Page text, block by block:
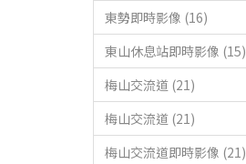
東勢即時影像 (16)
東山休息站即時影像 (15)
梅山交流道 (21)
梅山交流道 (21)
梅山交流道即時影像 (21)